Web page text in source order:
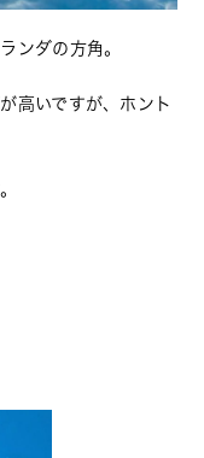
ンダの方角。
高いですが、ホント